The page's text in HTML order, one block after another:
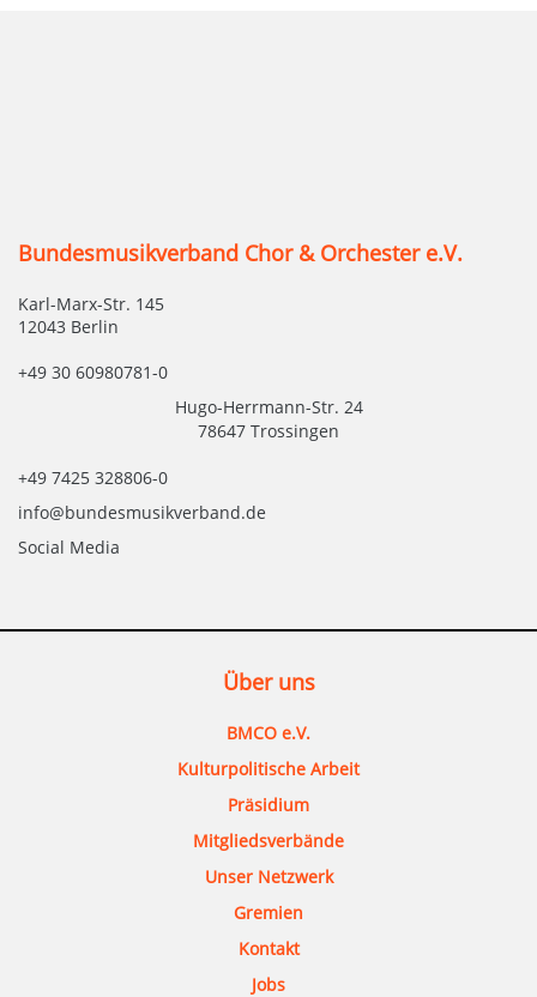
Bundesmusikverband Chor & Orchester e.V.
Karl-Marx-Str. 145
12043 Berlin
+49 30 60980781-0
Hugo-Herrmann-Str. 24
78647 Trossingen
+49 7425 328806-0
info@bundesmusikverband.de
Social Media
Über uns
BMCO e.V.
Kulturpolitische Arbeit
Präsidium
Mitgliedsverbände
Unser Netzwerk
Gremien
Kontakt
Jobs